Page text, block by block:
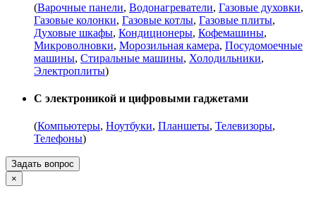
(Варочные панели, Водонагреватели, Газовые духовки,
Газовые колонки, Газовые котлы, Газовые плиты,
Духовые шкафы, Кондиционеры, Кофемашины,
Микроволновки, Морозильная камера, Посудомоечные
машины, Стиральные машины, Холодильники,
Электроплиты)
С электроникой и цифровыми гаджетами
(Компьютеры, Ноутбуки, Планшеты, Телевизоры,
Телефоны)
Задать вопрос
×